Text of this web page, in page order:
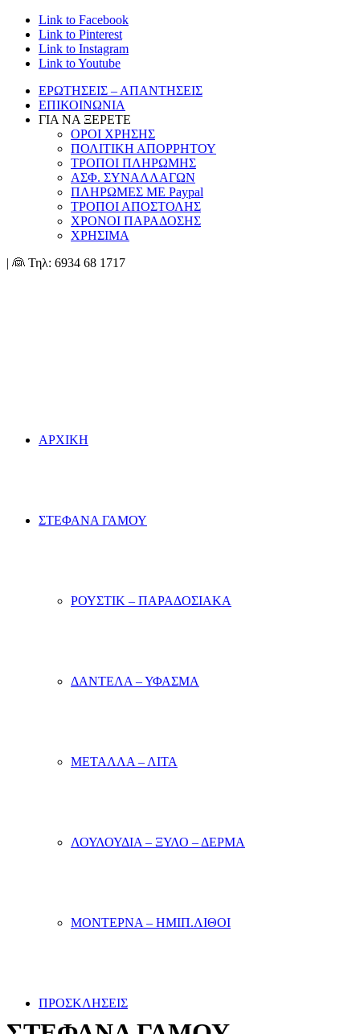
Link to Facebook
Link to Pinterest
Link to Instagram
Link to Youtube
ΕΡΩΤΗΣΕΙΣ – ΑΠΑΝΤΗΣΕΙΣ
ΕΠΙΚΟΙΝΩΝΙΑ
ΓΙΑ ΝΑ ΞΕΡΕΤΕ
ΟΡΟΙ ΧΡΗΣΗΣ
ΠΟΛΙΤΙΚΗ ΑΠΟΡΡΗΤΟΥ
ΤΡΟΠΟΙ ΠΛΗΡΩΜΗΣ
ΑΣΦ. ΣΥΝΑΛΛΑΓΩΝ
ΠΛΗΡΩΜΕΣ ΜΕ Paypal
ΤΡΟΠΟΙ ΑΠΟΣΤΟΛΗΣ
ΧΡΟΝΟΙ ΠΑΡΑΔΟΣΗΣ
ΧΡΗΣΙΜΑ
| 👰 Τηλ: 6934 68 1717
ΑΡΧΙΚΗ
ΣΤΕΦΑΝΑ ΓΑΜΟΥ
ΡΟΥΣΤΙΚ – ΠΑΡΑΔΟΣΙΑΚΑ
ΔΑΝΤΕΛΑ – ΥΦΑΣΜΑ
ΜΕΤΑΛΛΑ – ΛΙΤΑ
ΛΟΥΛΟΥΔΙΑ – ΞΥΛΟ – ΔΕΡΜΑ
ΜΟΝΤΕΡΝΑ – ΗΜΙΠ.ΛΙΘΟΙ
ΠΡΟΣΚΛΗΣΕΙΣ